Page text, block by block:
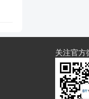
关注官方